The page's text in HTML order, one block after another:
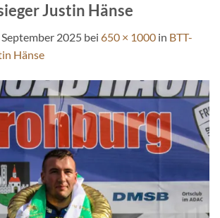
Justin Hänse
September 2025 bei 650 × 1000 in BTT-
Hänse